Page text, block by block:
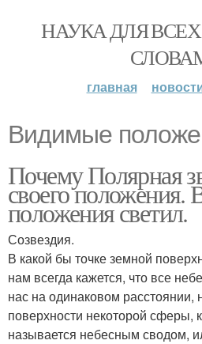
НАУКА ДЛЯ
главная
Видимые
Почему Полярная
своего
положения светил.
Созвездия.
В какой бы точке земной
нам всегда кажется, что все
нас на одинаковом расстоянии,
поверхности некоторой сферы,
называется небесным сводом,